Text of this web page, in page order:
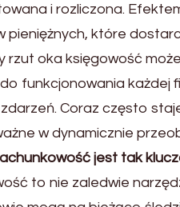
i rozliczona.
pieniężnych, które
rzut oka księgowość
funkcjonowania każdej
zdarzeń. Coraz często
w dynamicznie
jest tak
to nie zaledwie